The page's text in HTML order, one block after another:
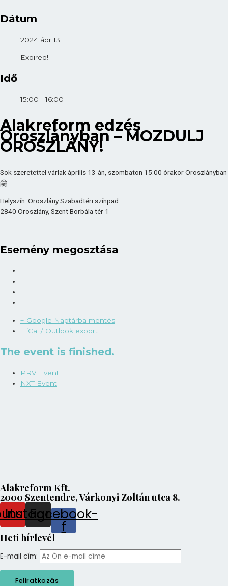
Dátum
2024 ápr 13
Expired!
Idő
15:00 - 16:00
Alakreform edzés
Oroszlányban – MOZDULJ
OROSZLÁNY!
Sok szeretettel várlak április 13-án, szombaton 15:00 órakor Oroszlányban
🤗
Helyszín: Oroszlány Szabadtéri színpad
2840 Oroszlány, Szent Borbála tér 1
.
Esemény megosztása
+ Google Naptárba mentés
+ iCal / Outlook export
The event is finished.
PRV Event
NXT Event
Alakreform Kft.
2000 Szentendre, Várkonyi Zoltán utca 8.
Instagram
Facebook-
f
Heti hírlevél
E-mail cím: